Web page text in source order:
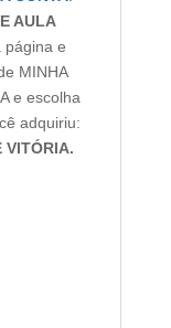
AULA
página e
MINHA
e escolha
adquiriu:
VITÓRIA.